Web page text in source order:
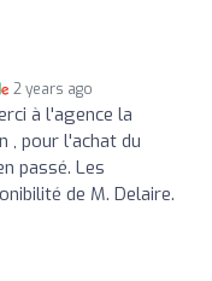
2 years ago
à l'agence la
, pour l'achat du
passé. Les
de M. Delaire.